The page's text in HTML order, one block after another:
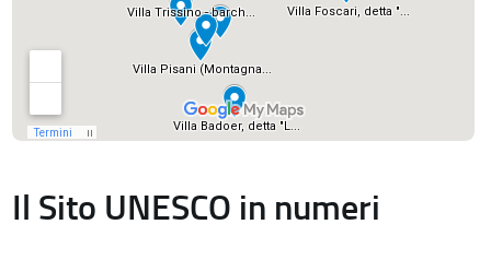
Il Sito UNESCO in numeri